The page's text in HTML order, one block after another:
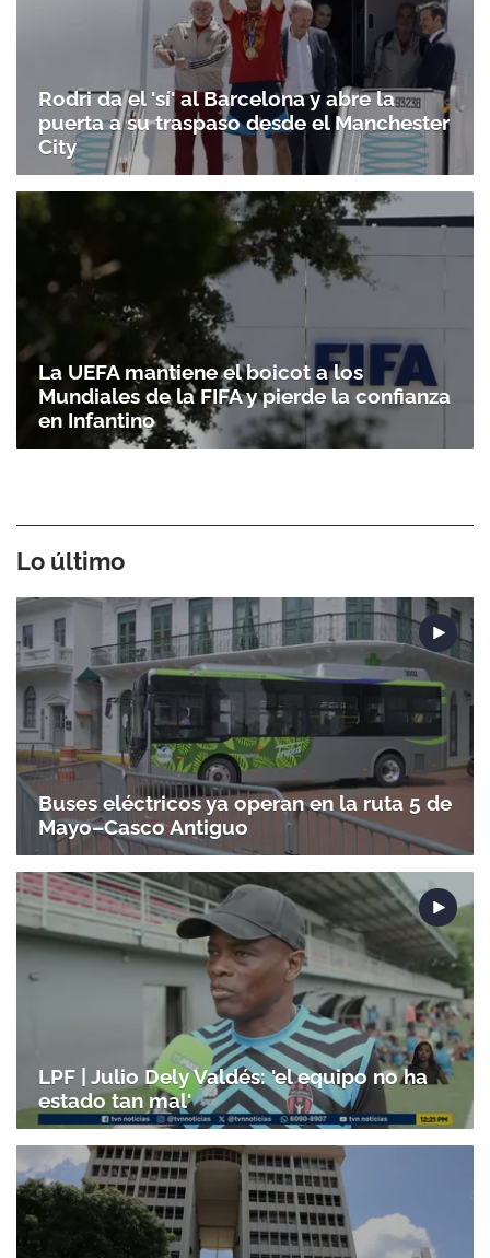
Rodri da el 'sí' al Barcelona y abre la
puerta a su traspaso desde el Manchester
City
La UEFA mantiene el boicot a los
Mundiales de la FIFA y pierde la confianza
en Infantino
Lo último
Buses eléctricos ya operan en la ruta 5 de
Mayo–Casco Antiguo
LPF | Julio Dely Valdés: 'el equipo no ha
estado tan mal'